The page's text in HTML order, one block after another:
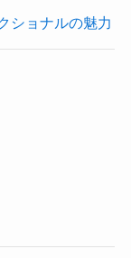
ショナルの魅力